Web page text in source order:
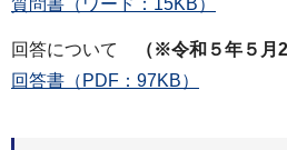
質問書（ワード：15KB）
回答について
（※令和５年５月
回答書（PDF：97KB）